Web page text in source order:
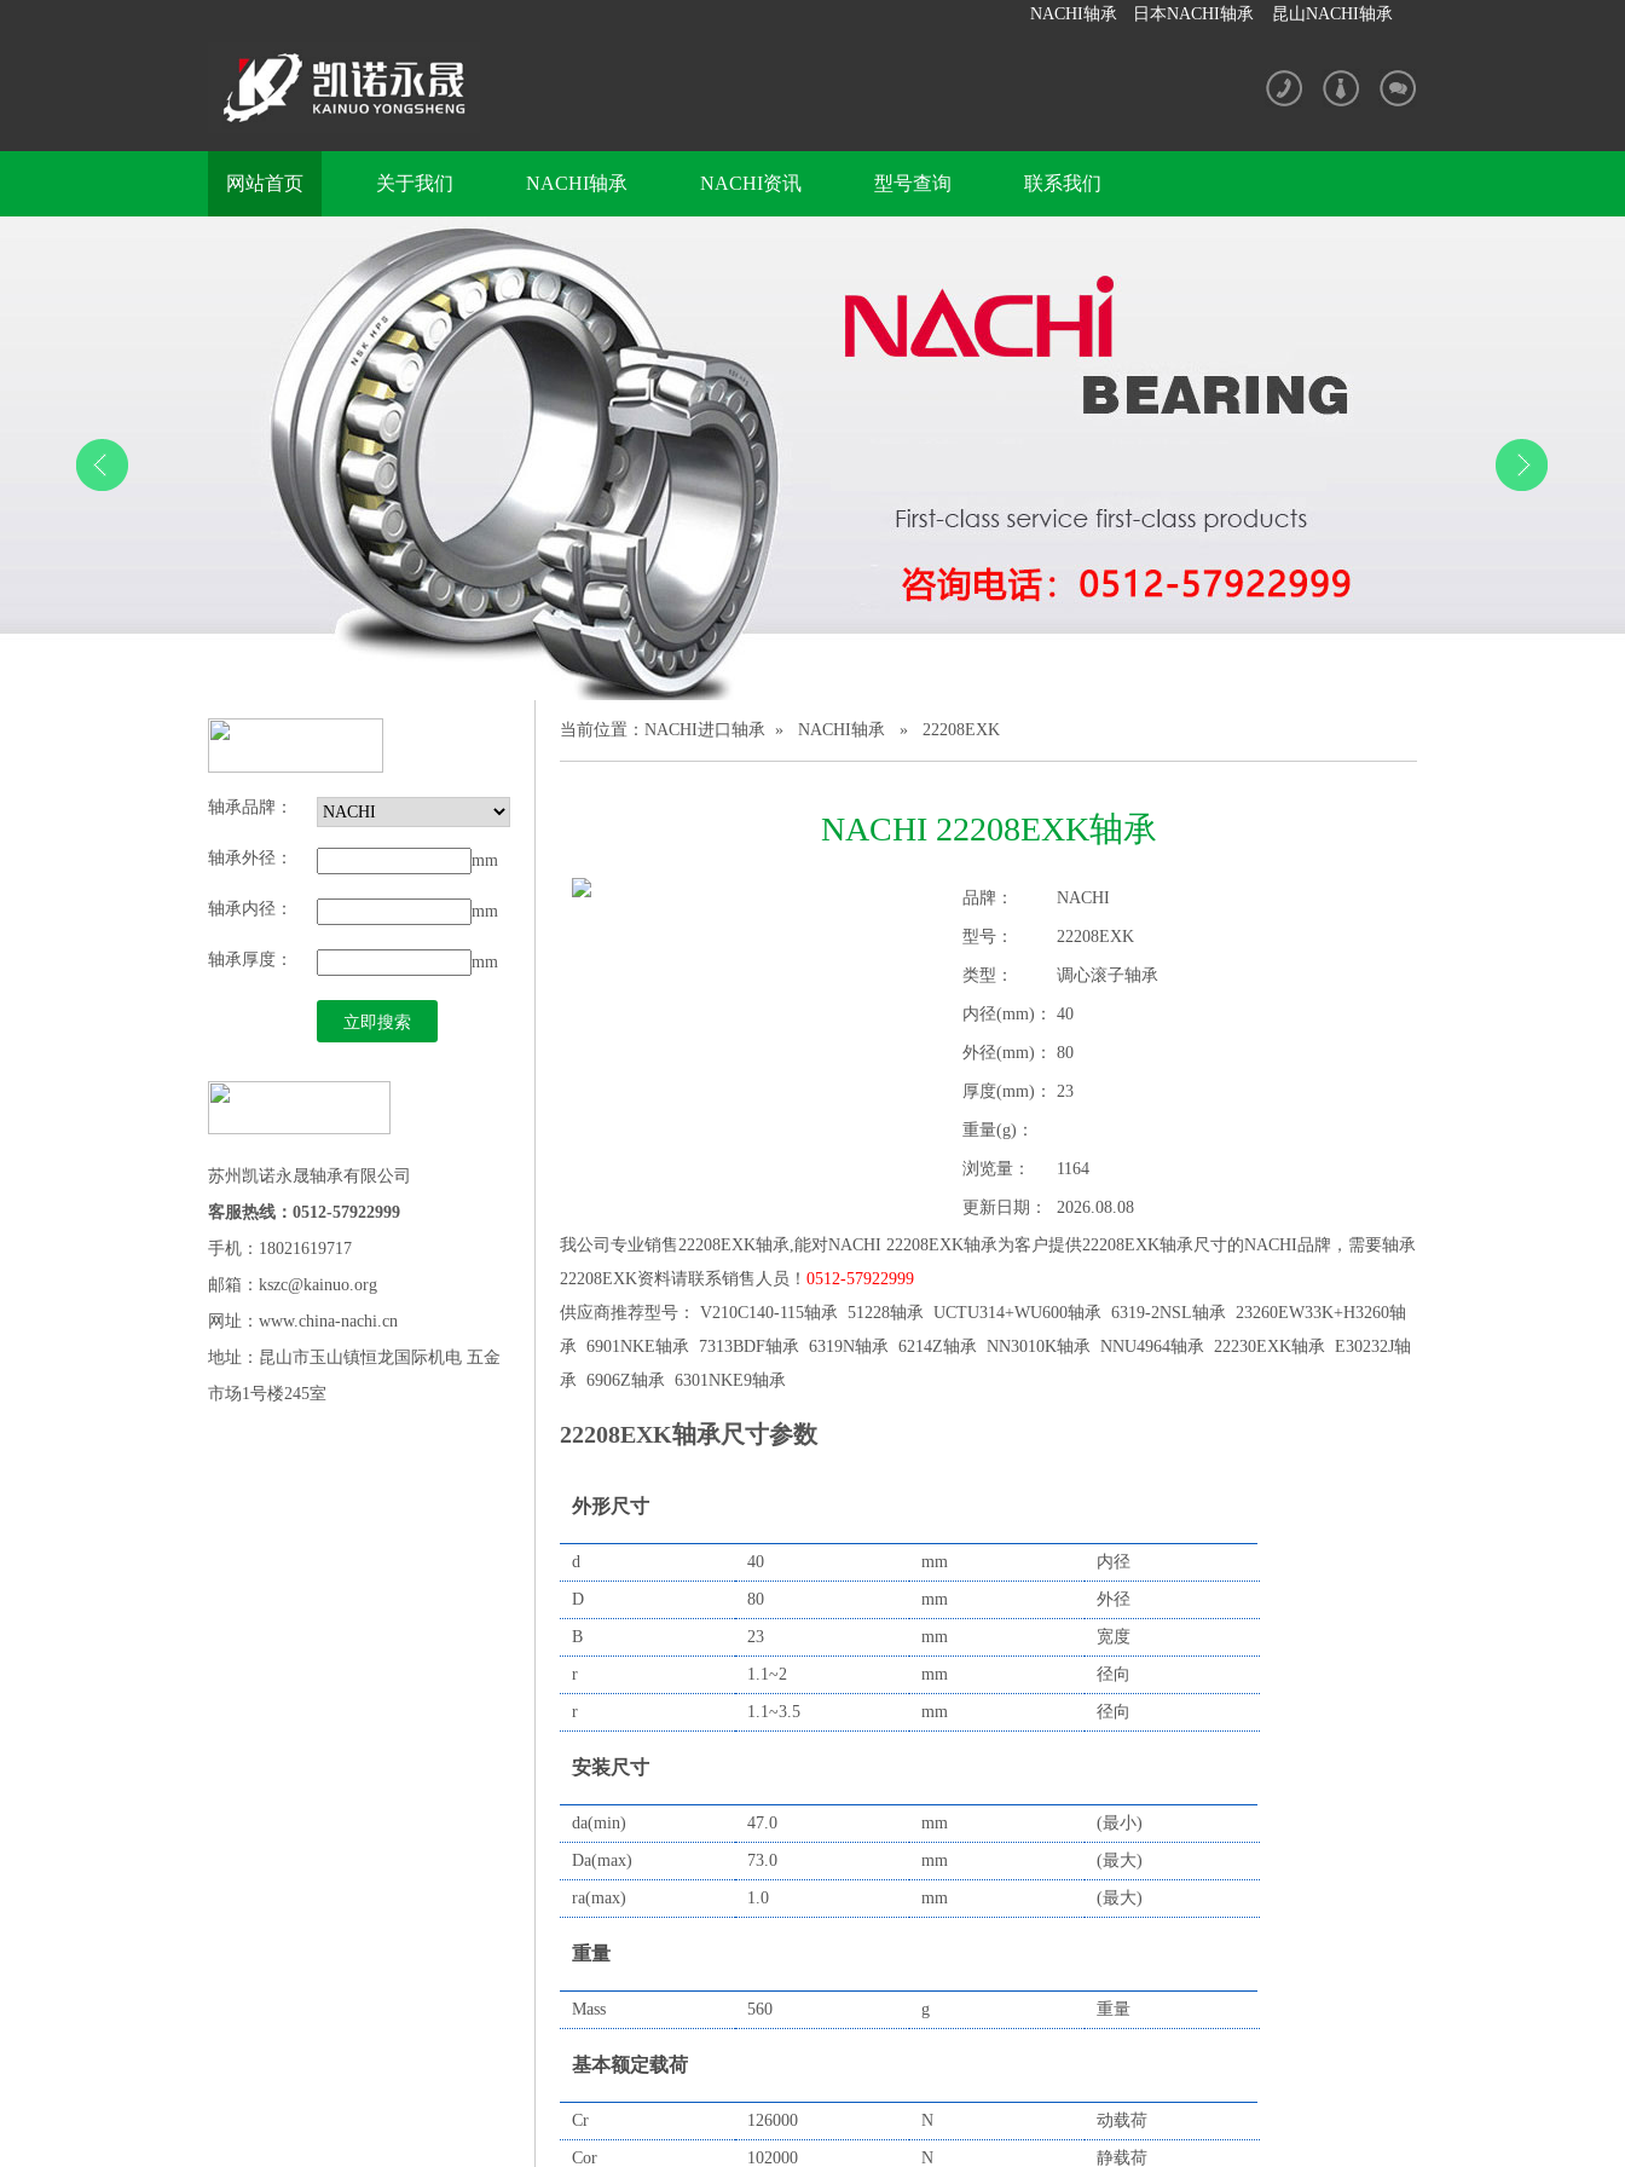
NACHI轴承 日本NACHI轴承 昆山NACHI轴承
网站首页 关于我们 NACHI轴承 NACHI资讯 型号查询 联系我们
轴承品牌：
轴承外径： mm
轴承内径： mm
轴承厚度： mm
苏州凯诺永晟轴承有限公司
客服热线：0512-57922999
手机：18021619717
邮箱：kszc@kainuo.org
网址：www.china-nachi.cn
地址：昆山市玉山镇恒龙国际机电 五金
市场1号楼245室
当前位置： NACHI进口轴承 » NACHI轴承 » 22208EXK
NACHI 22208EXK轴承
品牌： NACHI
型号： 22208EXK
类型： 调心滚子轴承
内径(mm)： 40
外径(mm)： 80
厚度(mm)： 23
重量(g)：
浏览量： 1164
更新日期： 2026.08.08
我公司专业销售22208EXK轴承,能对NACHI 22208EXK轴承为客户提供22208EXK轴承尺寸的NACHI品牌，需要轴承
22208EXK资料请联系销售人员！ 0512-57922999
供应商推荐型号： V210C140-115轴承 51228轴承 UCTU314+WU600轴承 6319-2NSL轴承 23260EW33K+H3260轴
承 6901NKE轴承 7313BDF轴承 6319N轴承 6214Z轴承 NN3010K轴承 NNU4964轴承 22230EXK轴承 E30232J轴
承 6906Z轴承 6301NKE9轴承
22208EXK轴承尺寸参数
外形尺寸
d 40 mm 内径
D 80 mm 外径
B 23 mm 宽度
r 1.1~2 mm 径向
r 1.1~3.5 mm 径向
安装尺寸
da(min) 47.0 mm (最小)
Da(max) 73.0 mm (最大)
ra(max) 1.0 mm (最大)
重量
Mass 560 g 重量
基本额定载荷
Cr 126000 N 动载荷
Cor 102000 N 静载荷